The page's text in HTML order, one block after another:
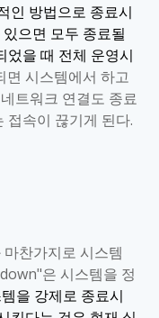
인 방법으로 종료시
있으면 모두 종료될
었을 때 전체 운영시
면 시스템에서 하고
트워크 연결도 종료
접속이 끊기게 된다.
마찬가지로 시스템
은 시스템을 정
을 강제로 종료시